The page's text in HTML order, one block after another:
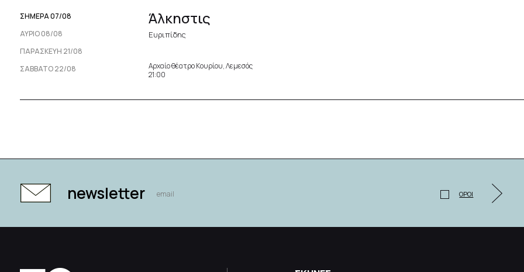
ΣΗΜΕΡΑ 07/08
ΑΥΡΙΟ 08/08
ΠΑΡΑΣΚΕΥΉ 21/08
ΣΆΒΒΑΤΟ 22/08
Άλκηστις
Ευριπίδης
Αρχαίο θέατρο Κουρίου, Λεμεσός
21:00
newsletter ΟΡΟΙ